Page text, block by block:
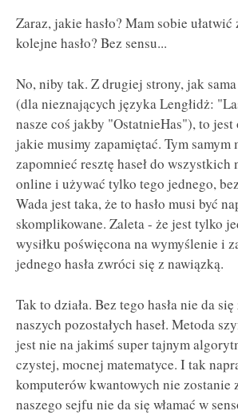
Zaraz, jakie hasło? Mam sobie
kolejne hasło? Bez sensu...
No, niby tak. Z drugiej strony, jak
(dla nieznających języka Lengłidż:
nasze coś jakby "OstatnieHas"), to jest
jakie musimy zapamiętać. Tym samym
zapomnieć resztę haseł do wszystkich
online i używać tylko tego jednego,
Wada jest taka, że to hasło musi być
skomplikowane. Zaleta - że jest tylko
wysiłku poświęcona na wymyślenie i
jednego hasła zwróci się z nawiązką.
Tak to działa. Bez tego hasła nie da
naszych pozostałych haseł. Metoda
jest nie na jakimś super tajnym
czystej, mocnej matematyce. I tak
komputerów kwantowych nie zostanie
naszego sejfu nie da się włamać w